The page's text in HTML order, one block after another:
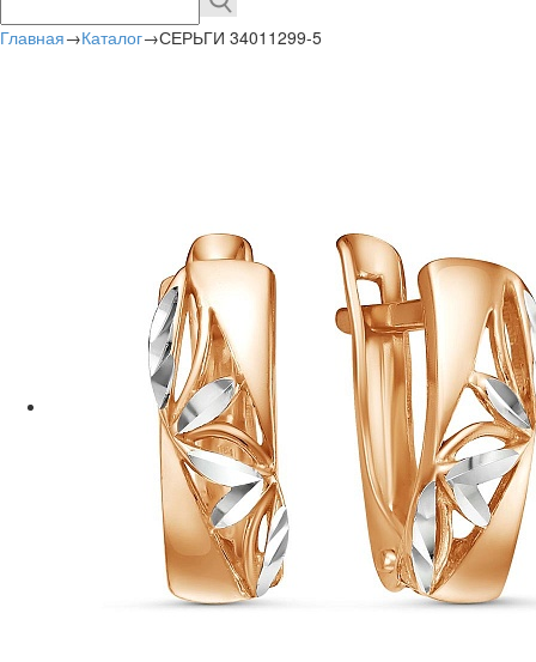
Главная→Каталог→СЕРЬГИ 34011299-5